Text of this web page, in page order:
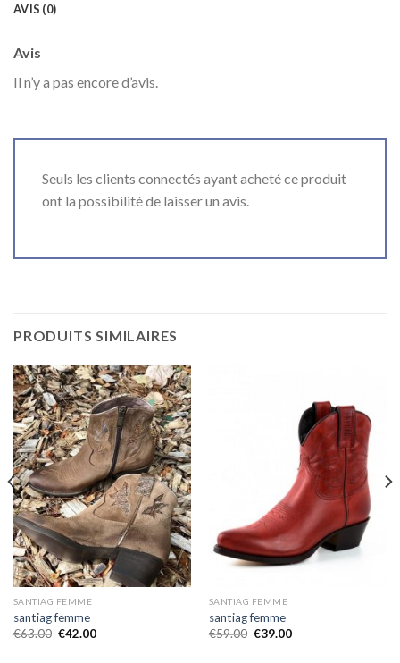
AVIS (0)
Avis
Il n’y a pas encore d’avis.
Seuls les clients connectés ayant acheté ce produit
ont la possibilité de laisser un avis.
PRODUITS SIMILAIRES
SANTIAG FEMME
santiag femme
€63.00 €42.00
SANTIAG FEMME
santiag femme
€59.00 €39.00